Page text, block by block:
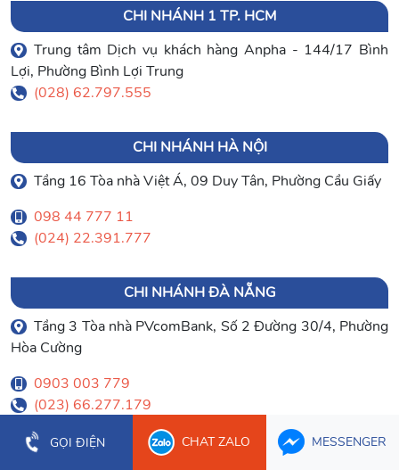
CHI NHÁNH 1 TP. HCM
Trung tâm Dịch vụ khách hàng Anpha - 144/17 Bình
Lợi, Phường Bình Lợi Trung
(028) 62.797.555
CHI NHÁNH HÀ NỘI
Tầng 16 Tòa nhà Việt Á, 09 Duy Tân, Phường Cầu Giấy
098 44 777 11
(024) 22.391.777
CHI NHÁNH ĐÀ NẴNG
Tầng 3 Tòa nhà PVcomBank, Số 2 Đường 30/4, Phường
Hòa Cường
0903 003 779
(023) 66.277.179
CHI NHÁNH CẦN THƠ
GỌI ĐIỆN CHAT ZALO MESSENGER